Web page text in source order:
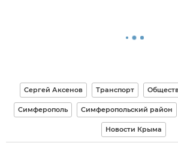
Сергей Аксенов Транспорт
Симферополь Симферопольский район
Новости Крыма